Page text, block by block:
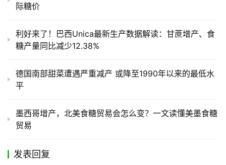
际糖价
利好来了！巴西Unica最新生产数据解读：甘蔗增产、食
糖产量同比减少12.38%
德国南部甜菜遭遇严重减产 或降至1990年以来的最低水
平
墨西哥增产，北美食糖贸易会怎么变？一文读懂美墨食糖
贸易
发表回复